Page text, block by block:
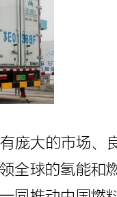
庞大的市场、
全球的氢能和